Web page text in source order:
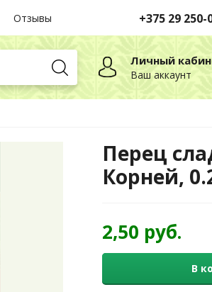
Отзывы +375 29 250-
автоматически
круглосуточно
Личный
Ваш аккаунт
Перец
Корней,
2,50 руб.
В